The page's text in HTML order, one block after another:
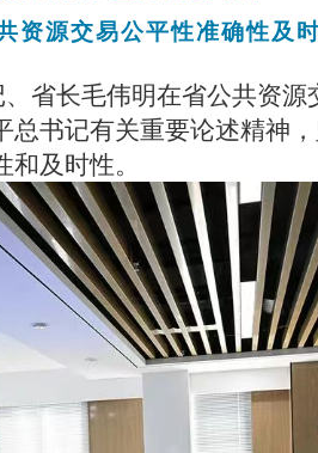
资源交易公平性准确性及
省长毛伟明在省公共资源
书记有关重要论述精神
及时性。